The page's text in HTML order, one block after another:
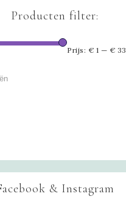
Producten filter:
Prijs: € 1 — € 33
& Instagram